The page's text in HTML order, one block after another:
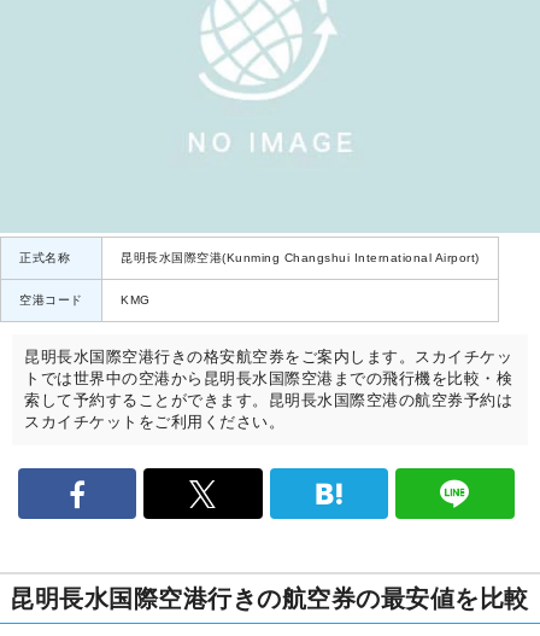
正式名称 昆明長水国際空港(Kunming Changshui International Airport)
空港コード KMG
昆明長水国際空港行きの格安航空券をご案内します。スカイチケッ
トでは世界中の空港から昆明長水国際空港までの飛行機を比較・検
索して予約することができます。昆明長水国際空港の航空券予約は
スカイチケットをご利用ください。
昆明長水国際空港行きの航空券の最安値を比較